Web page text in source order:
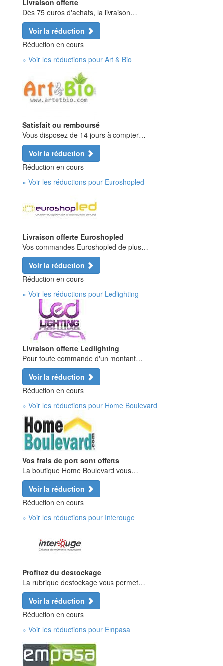
Livraison offerte
Dès 75 euros d'achats, la livraison…
Voir la réduction
Réduction en cours
» Voir les réductions pour Art & Bio
Satisfait ou remboursé
Vous disposez de 14 jours à compter…
Voir la réduction
Réduction en cours
» Voir les réductions pour Euroshopled
Livraison offerte Euroshopled
Vos commandes Euroshopled de plus…
Voir la réduction
Réduction en cours
» Voir les réductions pour Ledlighting
Livraison offerte Ledlighting
Pour toute commande d'un montant…
Voir la réduction
Réduction en cours
» Voir les réductions pour Home Boulevard
Vos frais de port sont offerts
La boutique Home Boulevard vous…
Voir la réduction
Réduction en cours
» Voir les réductions pour Interouge
Profitez du destockage
La rubrique destockage vous permet…
Voir la réduction
Réduction en cours
» Voir les réductions pour Empasa